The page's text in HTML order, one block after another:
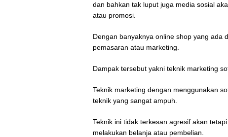
dan bahkan tak luput juga media sosial
atau promosi.
Dengan banyaknya online shop yang ada
pemasaran atau marketing.
Dampak tersebut yakni teknik marketing
Teknik marketing dengan menggunakan
teknik yang sangat ampuh.
Teknik ini tidak terkesan agresif akan
melakukan belanja atau pembelian.